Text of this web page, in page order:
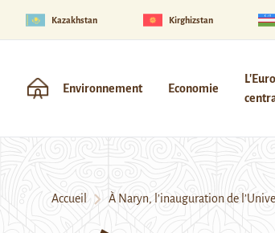
Kazakhstan Kirghizstan
Environnement Economie
Accueil À Naryn, l’inauguration de